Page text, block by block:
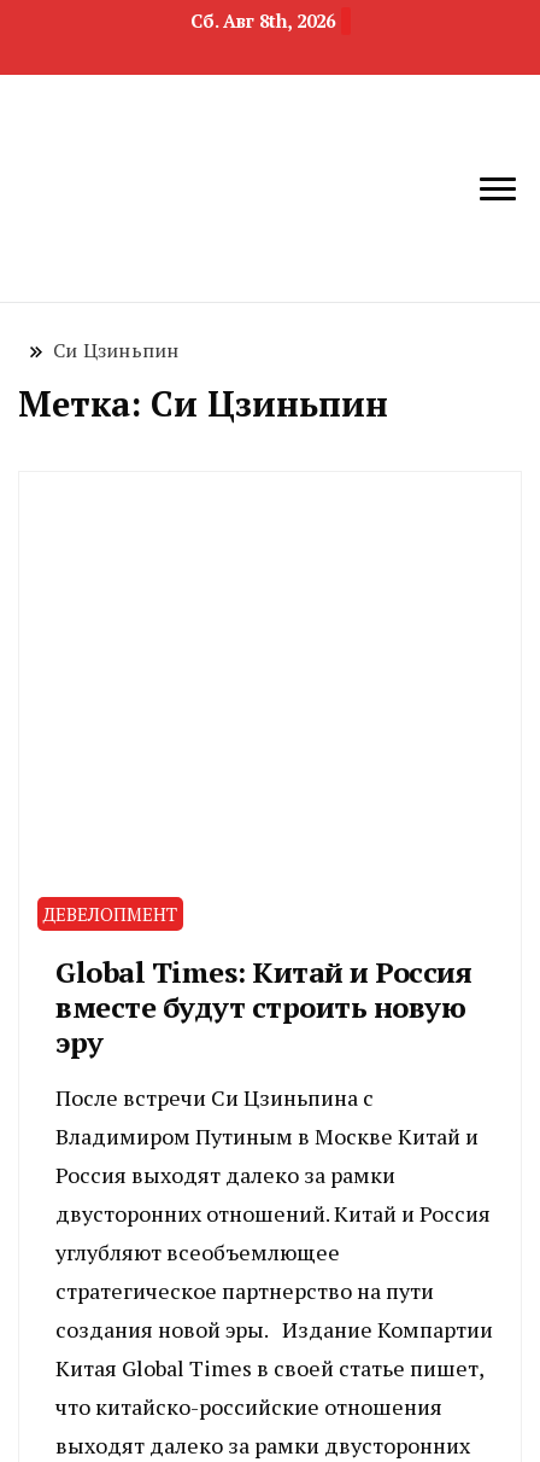
Сб. Авг 8th, 2026
Си Цзиньпин
Метка: Си Цзиньпин
ДЕВЕЛОПМЕНТ
Global Times: Китай и Россия
вместе будут строить новую
эру
После встречи Си Цзиньпина с
Владимиром Путиным в Москве Китай и
Россия выходят далеко за рамки
двусторонних отношений. Китай и Россия
углубляют всеобъемлющее
стратегическое партнерство на пути
создания новой эры. Издание Компартии
Китая Global Times в своей статье пишет,
что китайско-российские отношения
выходят далеко за рамки двусторонних